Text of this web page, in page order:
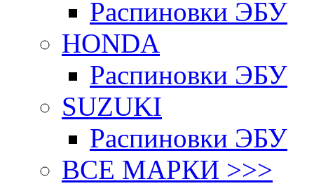
Распиновки ЭБУ
HONDA
Распиновки ЭБУ
SUZUKI
Распиновки ЭБУ
ВСЕ МАРКИ >>>